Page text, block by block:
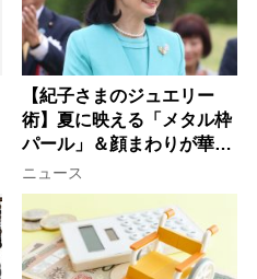
【紀子さまのジュエリー
術】夏に映える「メタル枠
パール」＆顔まわりが華や
ぐ「揺れる一粒」の使い分
け方
ニュース